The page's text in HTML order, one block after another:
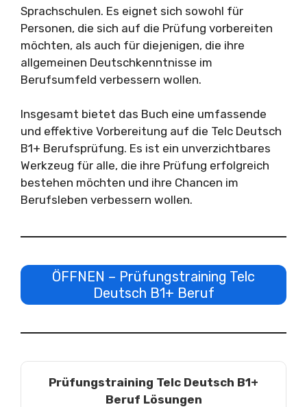
Sprachschulen. Es eignet sich sowohl für
Personen, die sich auf die Prüfung vorbereiten
möchten, als auch für diejenigen, die ihre
allgemeinen Deutschkenntnisse im
Berufsumfeld verbessern wollen.
Insgesamt bietet das Buch eine umfassende
und effektive Vorbereitung auf die Telc Deutsch
B1+ Berufsprüfung. Es ist ein unverzichtbares
Werkzeug für alle, die ihre Prüfung erfolgreich
bestehen möchten und ihre Chancen im
Berufsleben verbessern wollen.
ÖFFNEN – Prüfungstraining Telc
Deutsch B1+ Beruf
Prüfungstraining Telc Deutsch B1+
Beruf Lösungen